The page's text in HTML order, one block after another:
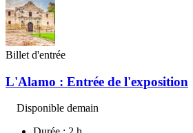
Billet d'entrée
L'Alamo : Entrée de l'exposition
Disponible demain